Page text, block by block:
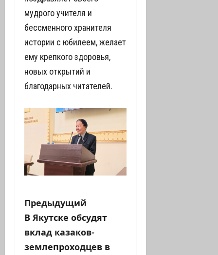
мудрого учителя и
бессменного хранителя
истории с юбилеем, желает
ему крепкого здоровья,
новых открытий и
благодарных читателей.
Н
а
в
Предыдущий
В Якутске обсудят
вклад казаков-
землепроходцев в